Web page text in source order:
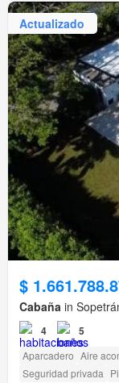
Actualizado
$
Cabaña in
4 5
Aparcadero Aire
Seguridad privada